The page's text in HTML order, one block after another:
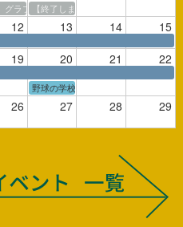
校【8/3】
グラブ製作教室【8/4、5】
【終了しました】バット製作実演【8/
12 13 14 15
19 20 21 22
野球の学校2026 スコア教室（上級
26 27 28 29